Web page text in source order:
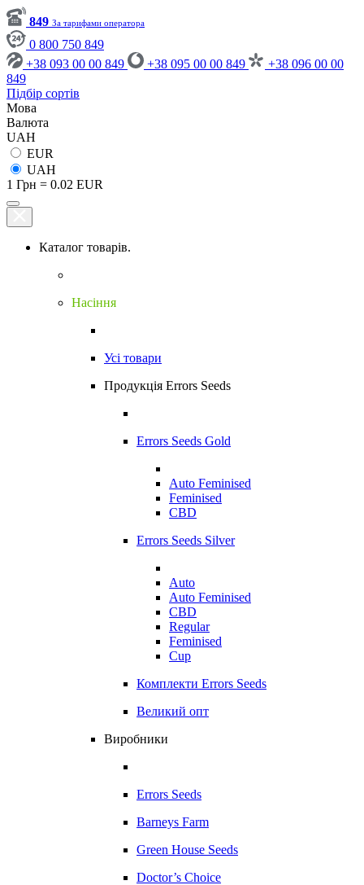
849 За тарифами оператора
0 800 750 849
+38 093 00 00 849
+38 095 00 00 849
+38 096 00 00
849
Підбір сортів
Мова
Валюта
UAH
EUR
UAH
1 Грн = 0.02 EUR
Каталог товарів.
Насіння
Усі товари
Продукція Errors Seeds
Errors Seeds Gold
Auto Feminised
Feminised
CBD
Errors Seeds Silver
Auto
Auto Feminised
CBD
Regular
Feminised
Cup
Комплекти Errors Seeds
Великий опт
Виробники
Errors Seeds
Barneys Farm
Green House Seeds
Doctor’s Choice